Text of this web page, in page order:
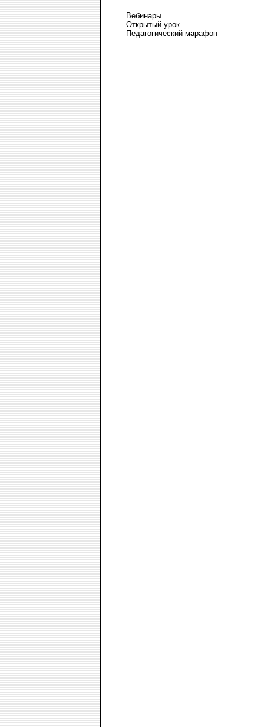
Вебинары
Открытый урок
Педагогический марафон